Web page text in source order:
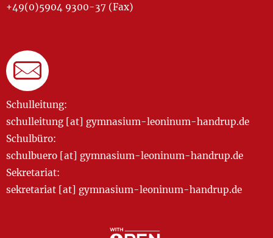
+49(0)5904 9300-37 (Fax)
Schulleitung:
schulleitung [at] gymnasium-leoninum-handrup.de
Schulbüro:
schulbuero [at] gymnasium-leoninum-handrup.de
Sekretariat:
sekretariat [at] gymnasium-leoninum-handrup.de